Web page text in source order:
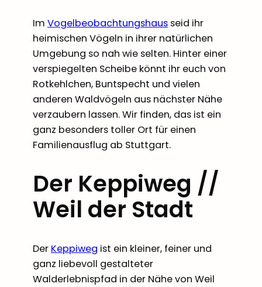
Im Vogelbeobachtungshaus seid ihr
heimischen Vögeln in ihrer natürlichen
Umgebung so nah wie selten. Hinter einer
verspiegelten Scheibe könnt ihr euch von
Rotkehlchen, Buntspecht und vielen
anderen Waldvögeln aus nächster Nähe
verzaubern lassen. Wir finden, das ist ein
ganz besonders toller Ort für einen
Familienausflug ab Stuttgart.
Der Keppiweg //
Weil der Stadt
Der Keppiweg ist ein kleiner, feiner und
ganz liebevoll gestalteter
Walderlebnispfad in der Nähe von Weil